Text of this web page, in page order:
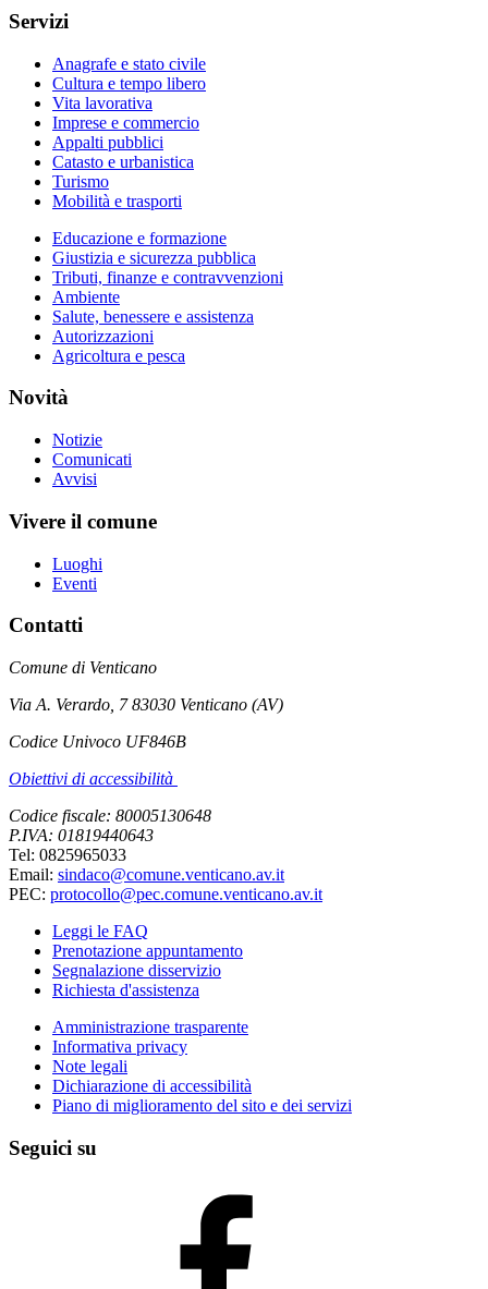
Servizi
Anagrafe e stato civile
Cultura e tempo libero
Vita lavorativa
Imprese e commercio
Appalti pubblici
Catasto e urbanistica
Turismo
Mobilità e trasporti
Educazione e formazione
Giustizia e sicurezza pubblica
Tributi, finanze e contravvenzioni
Ambiente
Salute, benessere e assistenza
Autorizzazioni
Agricoltura e pesca
Novità
Notizie
Comunicati
Avvisi
Vivere il comune
Luoghi
Eventi
Contatti
Comune di Venticano
Via A. Verardo, 7 83030 Venticano (AV)
Codice Univoco UF846B
Obiettivi di accessibilità
Codice fiscale: 80005130648
P.IVA: 01819440643
Tel: 0825965033
Email: sindaco@comune.venticano.av.it
PEC: protocollo@pec.comune.venticano.av.it
Leggi le FAQ
Prenotazione appuntamento
Segnalazione disservizio
Richiesta d'assistenza
Amministrazione trasparente
Informativa privacy
Note legali
Dichiarazione di accessibilità
Piano di miglioramento del sito e dei servizi
Seguici su